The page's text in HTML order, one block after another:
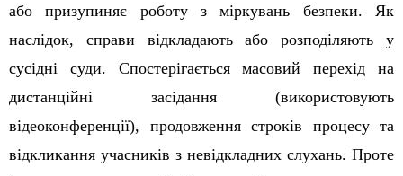
або призупиняє роботу з міркувань безпеки. Як
наслідок, справи відкладають або розподіляють у
сусідні суди. Спостерігається масовий перехід на
дистанційні засідання (використовують
відеоконференції), продовження строків процесу та
відкликання учасників з невідкладних слухань. Проте